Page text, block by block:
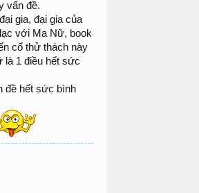
vấn đề.
gia, đại gia của
với Ma Nữ, book
cố thử thách này
là 1 điều hết sức
đề hết sức bình